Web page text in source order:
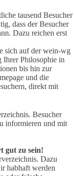
tausend Besucher
dass der Besucher
Dazu reichen erst
sich auf der wein-wg
Ihrer Philosophie in
bis hin zur
und die
direkt mit
Besucher
informieren und mit
gut zu sein!
Dazu
habhaft werden